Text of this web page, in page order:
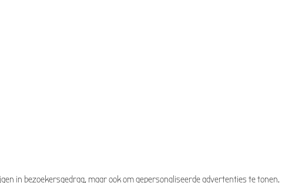
in bezoekersgedrag, maar ook om gepersonaliseerde advertenties te tonen.